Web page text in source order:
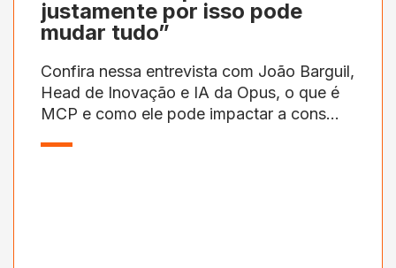
justamente por isso pode
mudar tudo”
Confira nessa entrevista com João Barguil,
Head de Inovação e IA da Opus, o que é
MCP e como ele pode impactar a cons...